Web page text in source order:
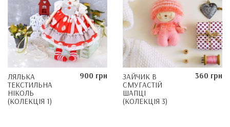
ЛЯЛЬКА
ТЕКСТИЛЬНА
НІКОЛЬ
(КОЛЕКЦІЯ 1)
900 грн
ЗАЙЧИК В
СМУГАСТІЙ
ШАПЦІ
(КОЛЕКЦІЯ 3)
360 грн